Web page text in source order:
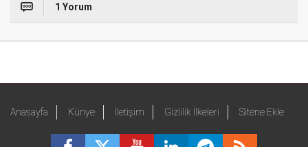
1 Yorum
Anasayfa Künye İletişim Gizlilik İlkeleri Sitene Ekle